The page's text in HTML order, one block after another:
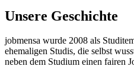
Unsere Geschichte
jobmensa wurde 2008 als
ehemaligen Studis, die selbst
neben dem Studium einen fairen